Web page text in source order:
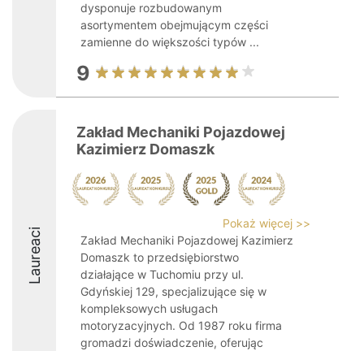
dysponuje rozbudowanym
asortymentem obejmującym części
zamienne do większości typów ...
9
Laureaci
Zakład Mechaniki Pojazdowej
Kazimierz Domaszk
Pokaż więcej >>
Zakład Mechaniki Pojazdowej Kazimierz
Domaszk to przedsiębiorstwo
działające w Tuchomiu przy ul.
Gdyńskiej 129, specjalizujące się w
kompleksowych usługach
motoryzacyjnych. Od 1987 roku firma
gromadzi doświadczenie, oferując